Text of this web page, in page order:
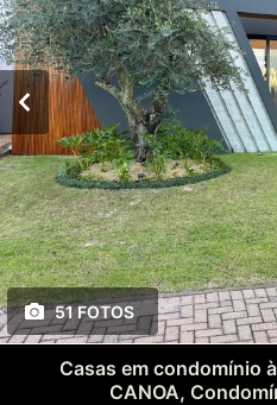
51 FOTOS
Casas em condomínio
CANOA,